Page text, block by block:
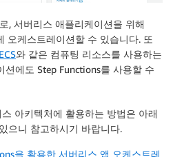
, 서버리스 애플리케이션을 위해
오케스트레이션할 수 있습니다. 또
와 같은 컴퓨팅 리소스를 사용하는
션에도 Step Functions를 사용할 수
아키텍처에 활용하는 방법은 아래
으니 참고하시기 바랍니다.
을 활용한 서버리스 앱 오케스트레